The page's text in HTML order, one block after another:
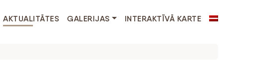
AKTUALITĀTES GALERIJAS INTERAKTĪVĀ KARTE